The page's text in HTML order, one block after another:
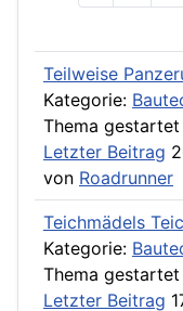
Teilweise
Kategorie:
Thema
Letzter Beitrag
von Roadrunner
Teichmädels
Kategorie:
Thema gestartet
Letzter Beitrag